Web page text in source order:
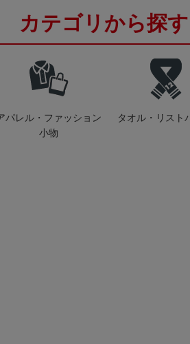
カテゴリから探す
パレル・ファッション
小物
タオル・リスト